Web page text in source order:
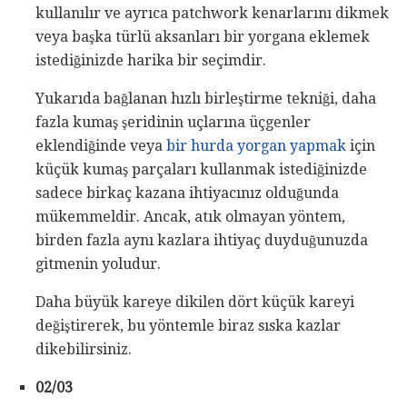
kullanılır ve ayrıca patchwork kenarlarını dikmek
veya başka türlü aksanları bir yorgana eklemek
istediğinizde harika bir seçimdir.
Yukarıda bağlanan hızlı birleştirme tekniği, daha
fazla kumaş şeridinin uçlarına üçgenler
eklendiğinde veya bir hurda yorgan yapmak için
küçük kumaş parçaları kullanmak istediğinizde
sadece birkaç kazana ihtiyacınız olduğunda
mükemmeldir. Ancak, atık olmayan yöntem,
birden fazla aynı kazlara ihtiyaç duyduğunuzda
gitmenin yoludur.
Daha büyük kareye dikilen dört küçük kareyi
değiştirerek, bu yöntemle biraz sıska kazlar
dikebilirsiniz.
02/03